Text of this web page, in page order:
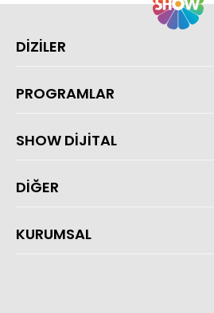
DİZİLER
PROGRAMLAR
SHOW DİJİTAL
DİĞER
KURUMSAL